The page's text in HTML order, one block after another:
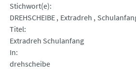
Stichwort(e)
DREHSCHEIBE Extradreh
Titel
Extradreh Schulanfang
In
drehscheibe